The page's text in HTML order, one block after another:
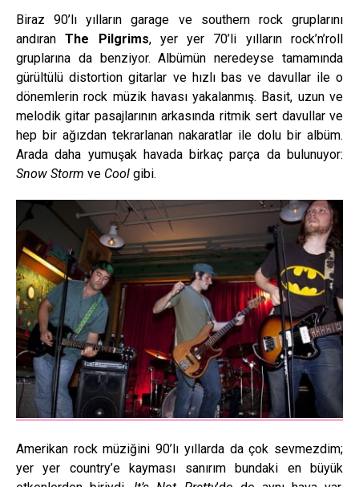
Biraz 90’lı yılların garage ve southern rock gruplarını
andıranThe Pilgrims, yer yer 70’li yılların rock’n’roll
gruplarına da benziyor. Albümün neredeyse tamamında
gürültülü distortion gitarlar ve hızlı bas ve davullar ile o
dönemlerin rock müzik havası yakalanmış. Basit, uzun ve
melodik gitar pasajlarının arkasında ritmik sert davullar ve
hep bir ağızdan tekrarlanan nakaratlar ile dolu bir albüm.
Arada daha yumuşak havada birkaç parça da bulunuyor:
Snow Storm ve Cool gibi.
Amerikan rock müziğini 90’lı yıllarda da çok sevmezdim;
yer yer country’e kayması sanırım bundaki en büyük